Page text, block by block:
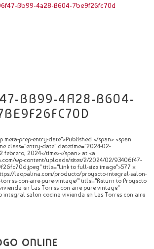
Bb99-4a28-B604-7be9f26fc70d
BB99-4A28-B604-
meta-prep-entry-date">Published </span> <span
class="entry-date" datetime="2024-02-
febrero, 2024</time></span> at <a
wp-content/uploads/sites/2/2024/02/93406f47-
title="Link to full-size image">577 ×
laopalina.com/producto/proyecto-integral-salon-
con-aire-pure-vintage/" title="Return to Proyecto
en Las Torres con aire pure vintage"
integral salon cocina vivienda en Las Torres con aire
ONLINE